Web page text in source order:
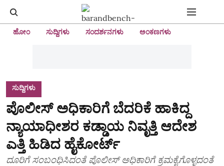
ಹೋಂ ಸುದ್ದಿಗಳು ಸಂದರ್ಶನಗಳು ಅಂಕಣಗಳು
ಸುದ್ದಿಗಳು
ಪೊಲೀಸ್‌ ಅಧಿಕಾರಿಗೆ ಬೆದರಿಕೆ ಹಾಕಿದ್ದ
ನ್ಯಾಯಾಧೀಶರ ಕಡ್ಡಾಯ ನಿವೃತ್ತಿ ಆದೇಶ
ಎತ್ತಿ ಹಿಡಿದ ಹೈಕೋರ್ಟ್‌
ದೂರಿಗೆ ಸಂಬಂಧಿಸಿದಂತೆ ಪೊಲೀಸ್‌ ಅಧಿಕಾರಿಗೆ ಕ್ರಮಕೈಗೊಳ್ಳದಂತೆ